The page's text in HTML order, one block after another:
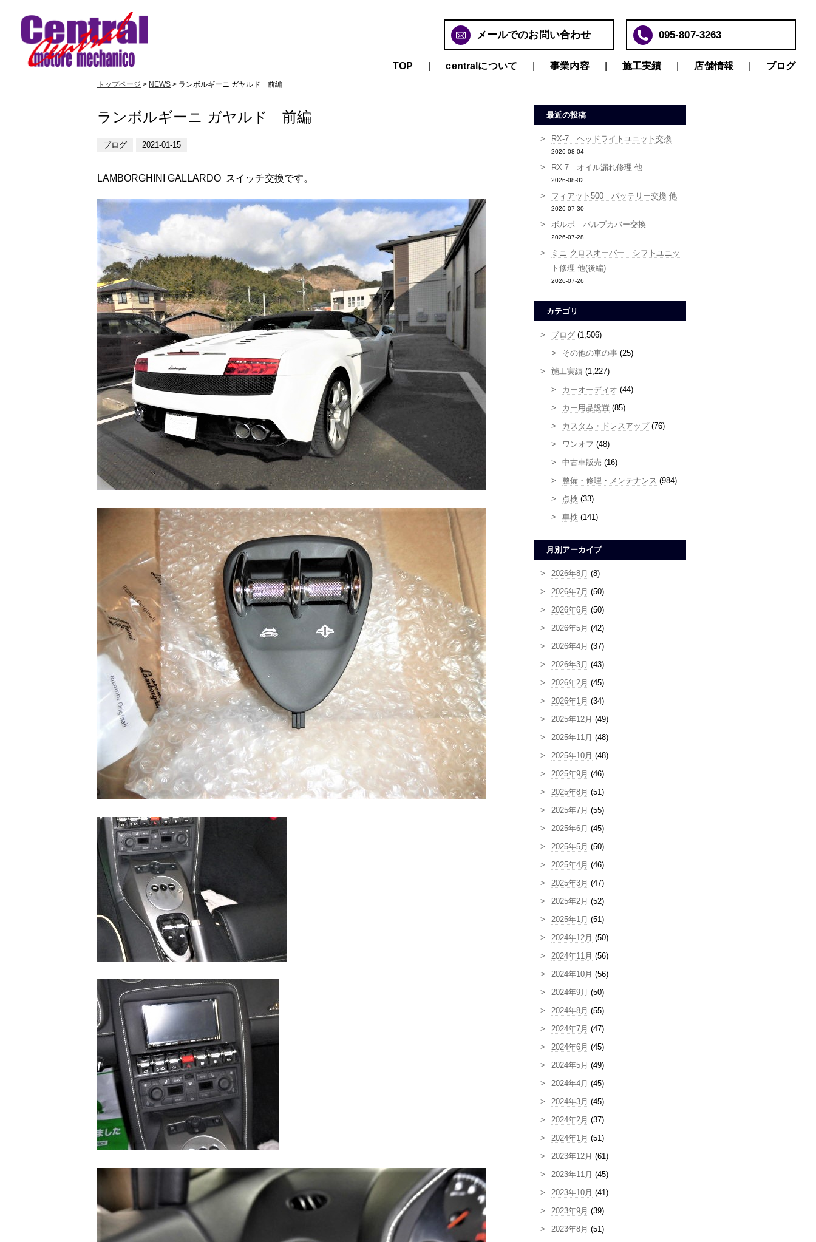
メールでのお問い合わせ 095-807-3263
TOP centralについて 事業内容 施工実績 店舗情報 ブログ
トップページ > NEWS > ランボルギーニ ガヤルド 前編
ランボルギーニ ガヤルド 前編
ブログ 2021-01-15
LAMBORGHINI GALLARDO スイッチ交換です。
最近の投稿
RX-7 ヘッドライトユニット交換
2026-08-04
RX-7 オイル漏れ修理 他
2026-08-02
フィアット500 バッテリー交換 他
2026-07-30
ボルボ バルブカバー交換
2026-07-28
ミニ クロスオーバー シフトユニッ
ト修理 他(後編)
2026-07-26
カテゴリ
ブログ (1,506)
その他の車の事 (25)
施工実績 (1,227)
カーオーディオ (44)
カー用品設置 (85)
カスタム・ドレスアップ(76)
ワンオフ (48)
中古車販売 (16)
整備・修理・メンテナンス (984)
点検 (33)
車検 (141)
月別アーカイブ
2026年8月 (8)
2026年7月 (50)
2026年6月 (50)
2026年5月 (42)
2026年4月 (37)
2026年3月 (43)
2026年2月 (45)
2026年1月 (34)
2025年12月 (49)
2025年11月 (48)
2025年10月 (48)
2025年9月 (46)
2025年8月 (51)
2025年7月 (55)
2025年6月 (45)
2025年5月 (50)
2025年4月 (46)
2025年3月 (47)
2025年2月 (52)
2025年1月 (51)
2024年12月 (50)
2024年11月 (56)
2024年10月 (56)
2024年9月 (50)
2024年8月 (55)
2024年7月 (47)
2024年6月 (45)
2024年5月 (49)
2024年4月 (45)
2024年3月 (45)
2024年2月 (37)
2024年1月 (51)
2023年12月 (61)
2023年11月 (45)
2023年10月 (41)
2023年9月 (39)
2023年8月 (51)